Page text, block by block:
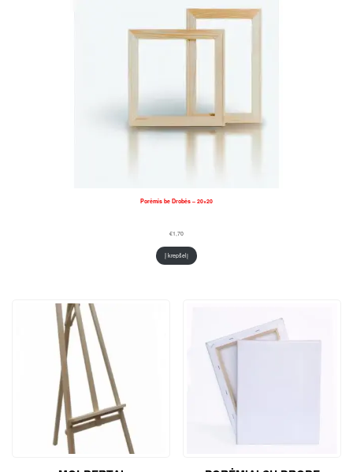
Porėmis be Drobės – 20×20
€1,70
Į krepšelį